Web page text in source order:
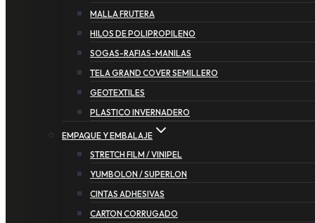
MALLA FRUTERA
HILOS DE POLIPROPILENO
SOGAS-RAFIAS-MANILAS
TELA GRAND COVER SEMILLERO
GEOTEXTILES
PLASTICO INVERNADERO
EMPAQUE Y EMBALAJE
STRETCH FILM / VINIPEL
YUMBOLON / SUPERLON
CINTAS ADHESIVAS
CARTON CORRUGADO